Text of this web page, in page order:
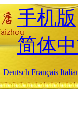
手机版
简体
Deutsch Français